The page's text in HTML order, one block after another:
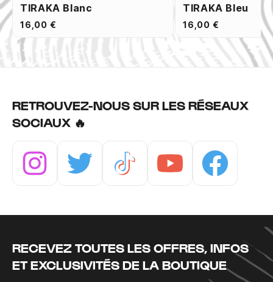
TIRAKA Blanc
16,00 €
TIRAKA Bleu
16,00 €
RETROUVEZ-NOUS SUR LES RÉSEAUX
SOCIAUX 🔥
RECEVEZ TOUTES LES OFFRES, INFOS
ET EXCLUSIVITÉS DE LA BOUTIQUE